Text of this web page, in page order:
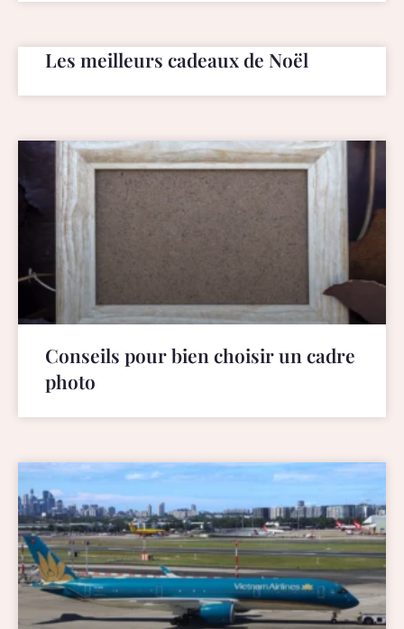
Les meilleurs cadeaux de Noël
Conseils pour bien choisir un cadre
photo